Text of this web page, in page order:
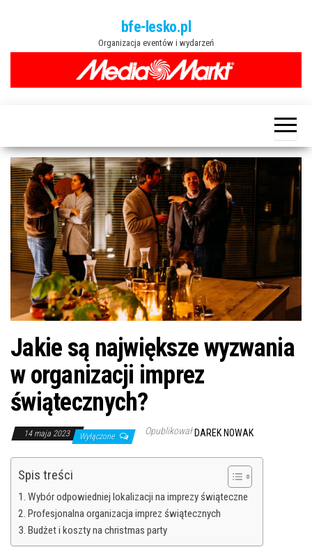
bfe-lesko.pl
Organizacja eventów i wydarzeń
Jakie są największe wyzwania
w organizacji imprez
świątecznych?
14 maja 2023 Wyłączone Opublikował DAREK NOWAK
Spis treści
Wybór odpowiedniej lokalizacji na imprezy świąteczne
Profesjonalna organizacja imprez świątecznych
Budżet i koszty na christmas party